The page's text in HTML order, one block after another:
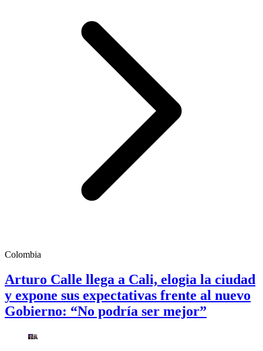
Colombia
Arturo Calle llega a Cali, elogia la ciudad
y expone sus expectativas frente al nuevo
Gobierno: “No podría ser mejor”